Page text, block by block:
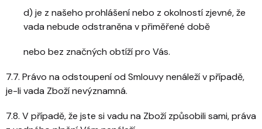
d) je z našeho prohlášení nebo z okolností zjevné, že
vada nebude odstraněna v přiměřené době
nebo bez značných obtíží pro Vás.
7.7. Právo na odstoupení od Smlouvy nenáleží v případě,
je-li vada Zboží nevýznamná.
7.8. V případě, že jste si vadu na Zboží způsobili sami, práva